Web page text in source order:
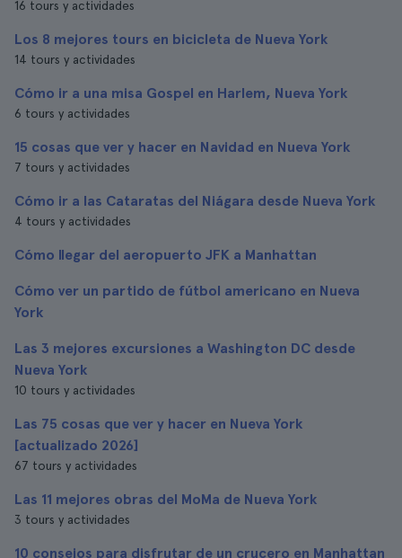
16 tours y actividades
Los 8 mejores tours en bicicleta de Nueva York
14 tours y actividades
Cómo ir a una misa Gospel en Harlem, Nueva York
6 tours y actividades
15 cosas que ver y hacer en Navidad en Nueva York
7 tours y actividades
Cómo ir a las Cataratas del Niágara desde Nueva York
4 tours y actividades
Cómo llegar del aeropuerto JFK a Manhattan
Cómo ver un partido de fútbol americano en Nueva
York
Las 3 mejores excursiones a Washington DC desde
Nueva York
10 tours y actividades
Las 75 cosas que ver y hacer en Nueva York
[actualizado 2026]
67 tours y actividades
Las 11 mejores obras del MoMa de Nueva York
3 tours y actividades
10 consejos para disfrutar de un crucero en Manhattan